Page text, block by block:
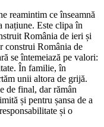
reamintim ce înseamnă
națiune. Este clipa în
România de ieri și
construi România de
se întemeiază pe valori:
În familie, în
unii altora de grijă.
de final, dar rămân
și pentru șansa de a
și o